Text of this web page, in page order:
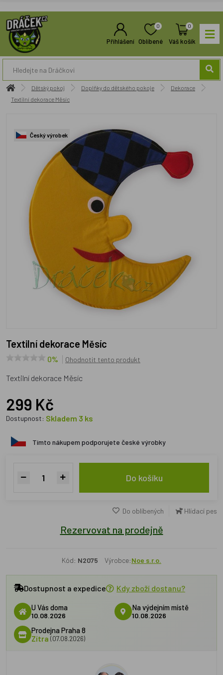
Přihlášení
0
Oblíbené
0
Váš košík
Dětský pokoj Doplňky do dětského pokoje
Dekorace
Textilní dekorace Měsíc
Český výrobek
Textilní dekorace Měsíc
0% Ohodnotit tento produkt
Textilní dekorace Měsíc
299 Kč
Dostupnost: Skladem 3 ks
Tímto nákupem podporujete české výrobky
Do košíku
Do oblíbených Hlídací pes
Rezervovat na prodejně
Kód: N2075 Výrobce:Noe s.r.o.
Dostupnost a expedice Kdy zboží dostanu?
U Vás doma
10.08.2026
Na výdejním místě
10.08.2026
Prodejna Praha 8
Zítra (07.08.2026)